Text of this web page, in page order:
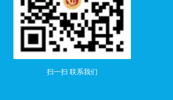
扫一扫 联系我们